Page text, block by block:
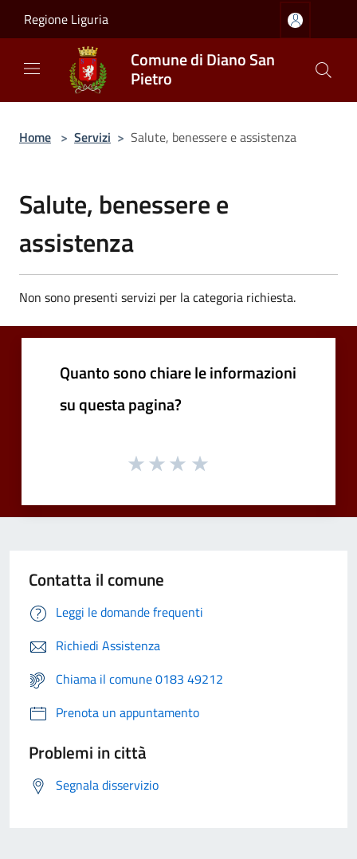
Regione Liguria
Comune di Diano San
Pietro
Home > Servizi > Salute, benessere e assistenza
Salute, benessere e
assistenza
Non sono presenti servizi per la categoria richiesta.
Quanto sono chiare le informazioni
su questa pagina?
Contatta il comune
Leggi le domande frequenti
Richiedi Assistenza
Chiama il comune 0183 49212
Prenota un appuntamento
Problemi in città
Segnala disservizio